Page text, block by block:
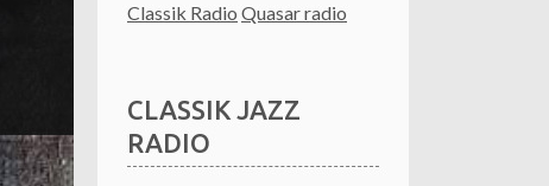
Classik Radio Quasar radio
CLASSIK JAZZ
RADIO